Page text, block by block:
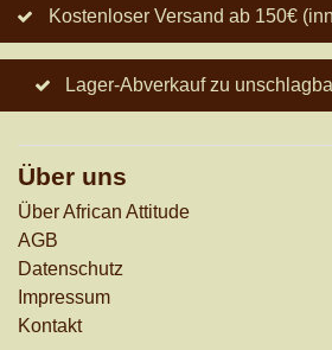
Kostenloser Versand ab 150€
Lager-Abverkauf zu
Über uns
Über African Attitude
AGB
Datenschutz
Impressum
Kontakt